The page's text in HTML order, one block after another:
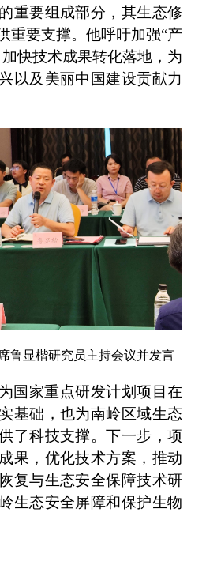
重要组成部分，其生态修
重要支撑。他呼吁加强“产
快技术成果转化落地，为
以及美丽中国建设贡献力
鲁显楷研究员主持会议并发言
国家重点研发计划项目在
基础，也为南岭区域生态
了科技支撑。下一步，项
果，优化技术方案，推动
复与生态安全保障技术研
生态安全屏障和保护生物